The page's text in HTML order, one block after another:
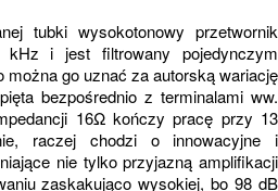
tubki wysokotonowy przetwornik
i jest filtrowany pojedynczym
można go uznać za autorską wariację
bezpośrednio z terminalami ww.
16Ω kończy pracę przy 13
raczej chodzi o innowacyjne i
nie tylko przyjazną amplifikacji
zaskakująco wysokiej, bo 98 dB